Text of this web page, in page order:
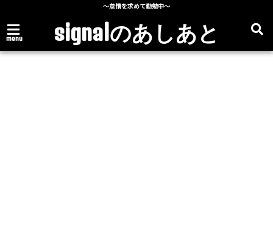
～怠惰を求めて勤勉中～
menu signalのあしあと